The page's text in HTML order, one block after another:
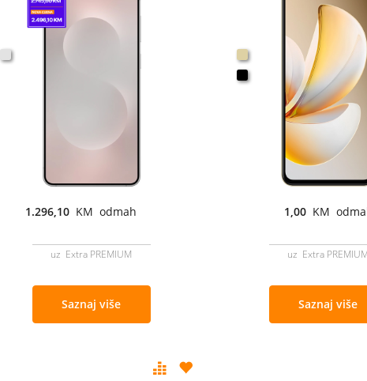
1.296,10 KM odmah
uz Extra PREMIUM
Saznaj više
1,00 KM
uz Extra PREMIUM
Saznaj više